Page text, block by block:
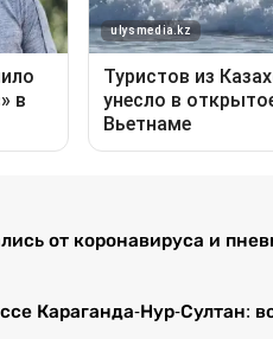
от коронавируса и
Караганда-Нур-Султан: